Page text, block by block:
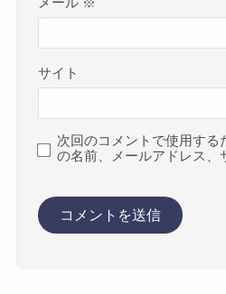
サイト
次回のコメントで使用する
の名前、メールアドレス、